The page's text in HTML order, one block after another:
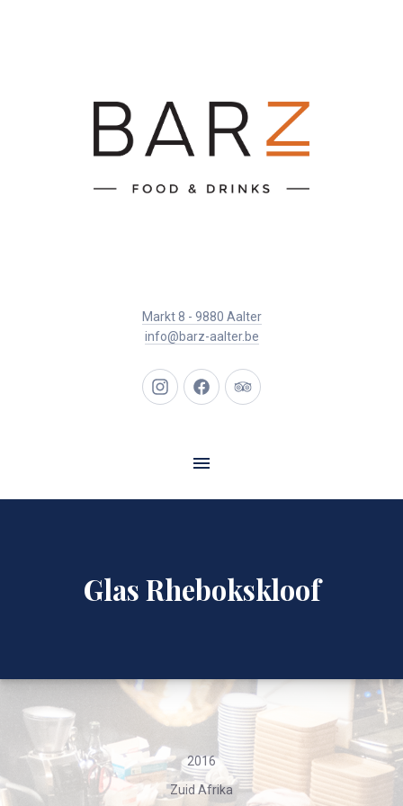
Markt 8 - 9880 Aalter
info@barz-aalter.be
New
New
New
Glas Rhebokskloof
2016
Zuid Afrika